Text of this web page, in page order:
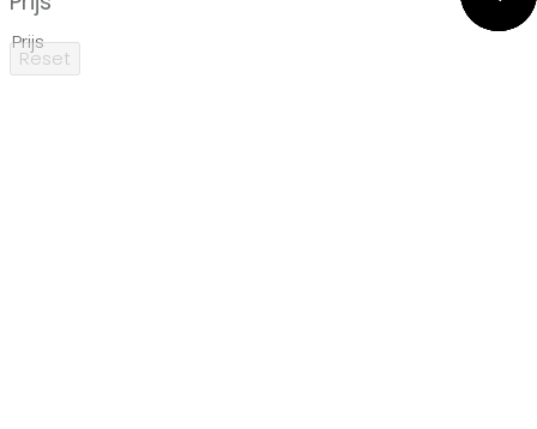
€
Prijs
Reset